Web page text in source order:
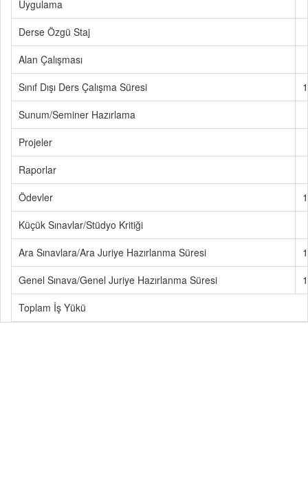
Uygulama
Derse Özgü Staj
Alan Çalışması
Sınıf Dışı Ders Çalışma Süresi
Sunum/Seminer Hazırlama
Projeler
Raporlar
Ödevler
1
Küçük Sınavlar/Stüdyo Kritiği
Ara Sınavlara/Ara Juriye Hazırlanma Süresi
1
Genel Sınava/Genel Juriye Hazırlanma Süresi
1
Toplam İş Yükü